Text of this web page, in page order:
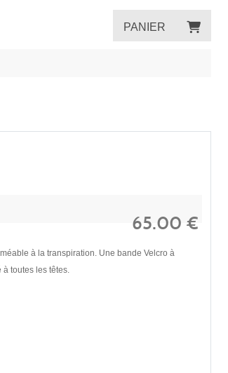
PANIER
65.00 €
à la transpiration. Une bande Velcro à
toutes les têtes.